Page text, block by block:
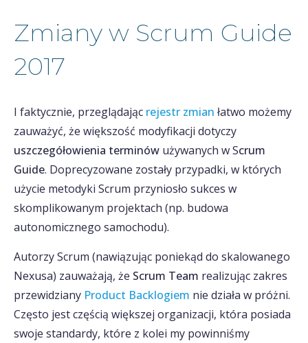
Zmiany w Scrum Guide
2017
I faktycznie, przeglądając rejestr zmian łatwo możemy
zauważyć, że większość modyfikacji dotyczy
uszczegółowienia terminów używanych w Scrum
Guide. Doprecyzowane zostały przypadki, w których
użycie metodyki Scrum przyniosło sukces w
skomplikowanym projektach (np. budowa
autonomicznego samochodu).
Autorzy Scrum (nawiązując poniekąd do skalowanego
Nexusa) zauważają, że Scrum Team realizując zakres
przewidziany Product Backlogiem nie działa w próżni.
Często jest częścią większej organizacji, która posiada
swoje standardy, które z kolei my powinniśmy